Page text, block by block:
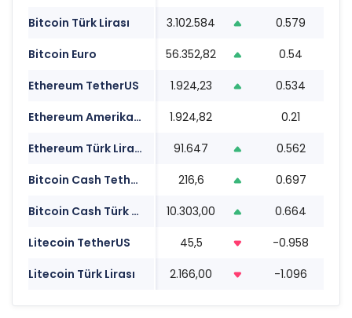
Bitcoin Türk Lirası
3.102.584 0.579
Bitcoin Euro
56.352,82 0.54
Ethereum TetherUS
1.924,23 0.534
Ethereum Amerikan Doları
1.924,82 0.21
Ethereum Türk Lirası
91.647 0.562
Bitcoin Cash TetherUS
216,6 0.697
Bitcoin Cash Türk Lirası
10.303,00 0.664
Litecoin TetherUS
45,5 -0.958
Litecoin Türk Lirası
2.166,00 -1.096